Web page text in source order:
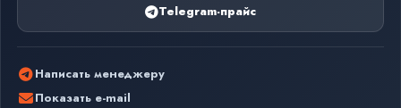
Telegram-прайс
Написать менеджеру
Показать e-mail